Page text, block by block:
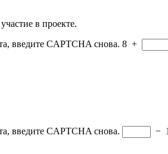
в проекте.
введите CAPTCHA снова. 8 +
введите CAPTCHA снова. −